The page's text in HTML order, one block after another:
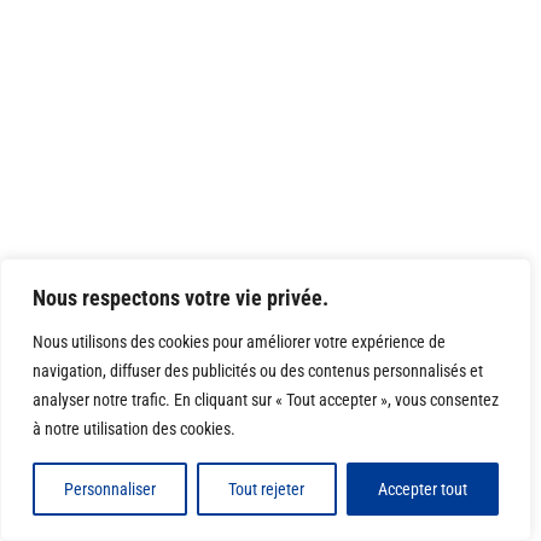
Nous respectons votre vie privée.
Nous utilisons des cookies pour améliorer votre expérience de
navigation, diffuser des publicités ou des contenus personnalisés et
analyser notre trafic. En cliquant sur « Tout accepter », vous consentez
à notre utilisation des cookies.
Personnaliser Tout rejeter Accepter tout